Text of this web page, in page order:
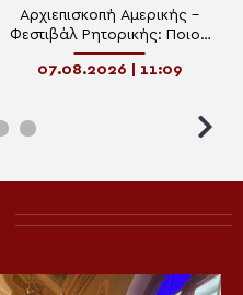
Αρχιεπισκοπή Αμερικής –
Φεστιβάλ Ρητορικής: Ποιος
είναι ο φετινός νικητής
07.08.2026 | 11:09